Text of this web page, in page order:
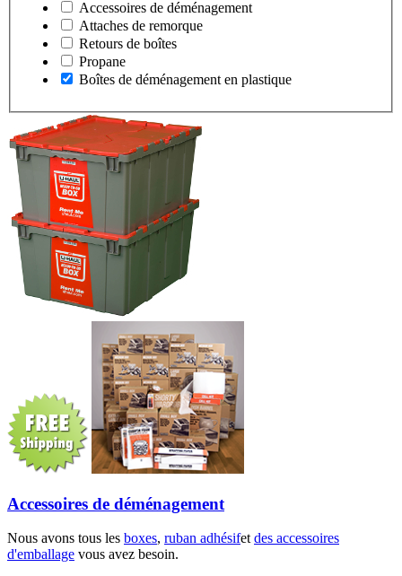
Accessoires de déménagement
Attaches de remorque
Retours de boîtes
Propane
Boîtes de déménagement en plastique
Accessoires de déménagement
Nous avons tous les boxes, ruban adhésifet des accessoires
d'emballage vous avez besoin.